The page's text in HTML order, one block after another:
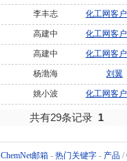
李丰志 化工网客
高建中 化工网客
高建中 化工网客
杨渤海 刘翼
姚小波 化工网客
共有29条记录 1
ChemNet邮箱 - 热门关键字 - 产品 /